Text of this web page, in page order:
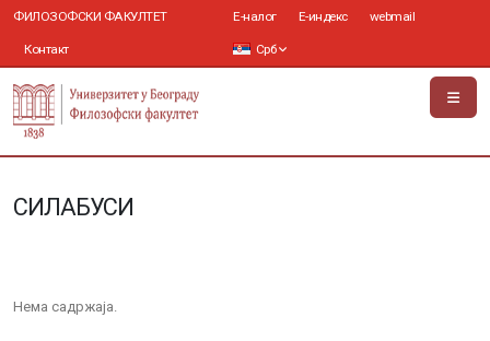
ФИЛОЗОФСКИ ФАКУЛТЕТ
Контакт
Е-налог Е-индекс webmail
Срб
СИЛАБУСИ
Нема садржаја.